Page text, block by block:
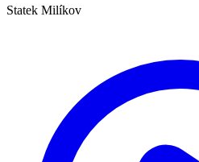
Statek Milíkov